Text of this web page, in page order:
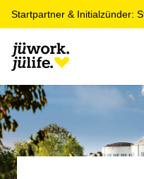
Startpartner & Initialzünder: